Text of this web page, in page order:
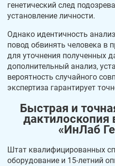
генетический след
установление личности.
Однако идентичность
повод обвинять человека в
для уточнения полученных
дополнительный анализ,
вероятность случайного
экспертиза гарантирует
Быстрая и
дактилоскопия
«ИнЛаб
Штат квалифицированных
оборудование и 15-летний